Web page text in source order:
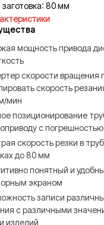
заготовка: 80 мм
мощность привода
скорости вращения
скорость
мин
позиционирование
с погрешностью
скорость резки в
до 80 мм
понятный и
экраном
записи
с различными
изделий